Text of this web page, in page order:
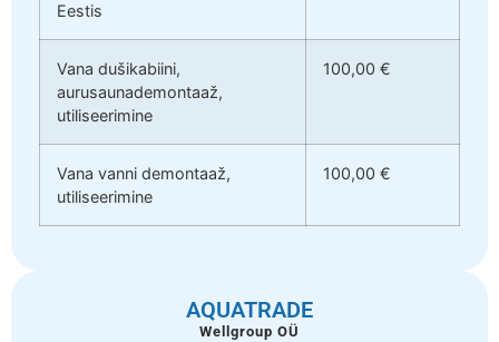
Eestis
Vana dušikabiini,
aurusaunademontaaž,
utiliseerimine
100,00 €
Vana vanni demontaaž,
utiliseerimine
100,00 €
AQUATRADE
Wellgroup OÜ